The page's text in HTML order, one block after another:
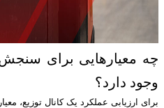
چه معیارهایی برای
وجود دارد؟
برای ارزیابی عملکرد یک کانال توزیع،